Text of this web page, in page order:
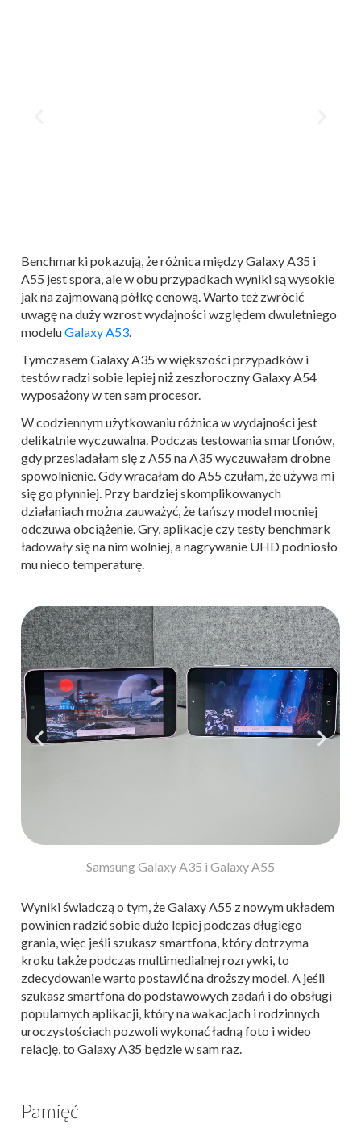
Benchmarki pokazują, że różnica między Galaxy A35 i
A55 jest spora, ale w obu przypadkach wyniki są wysokie
jak na zajmowaną półkę cenową. Warto też zwrócić
uwagę na duży wzrost wydajności względem dwuletniego
modeluGalaxy A53.
Tymczasem Galaxy A35 w większości przypadków i
testów radzi sobie lepiej niż zeszłoroczny Galaxy A54
wyposażony w ten sam procesor.
W codziennym użytkowaniu różnica w wydajności jest
delikatnie wyczuwalna. Podczas testowania smartfonów,
gdy przesiadałam się z A55 na A35 wyczuwałam drobne
spowolnienie. Gdy wracałam do A55 czułam, że używa mi
się go płynniej. Przy bardziej skomplikowanych
działaniach można zauważyć, że tańszy model mocniej
odczuwa obciążenie. Gry, aplikacje czy testy benchmark
ładowały się na nim wolniej, a nagrywanie UHD podniosło
mu nieco temperaturę.
Samsung Galaxy A35 i Galaxy A55
Wyniki świadczą o tym, że Galaxy A55 z nowym układem
powinien radzić sobie dużo lepiej podczas długiego
grania, więc jeśli szukasz smartfona, który dotrzyma
kroku także podczas multimedialnej rozrywki, to
zdecydowanie warto postawić na droższy model. A jeśli
szukasz smartfona do podstawowych zadań i do obsługi
popularnych aplikacji, który na wakacjach i rodzinnych
uroczystościach pozwoli wykonać ładną foto i wideo
relację, to Galaxy A35 będzie w sam raz.
Pamięć